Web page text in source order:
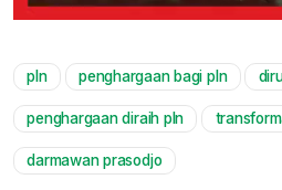
pln penghargaan bagi pln
penghargaan diraih pln
darmawan prasodjo